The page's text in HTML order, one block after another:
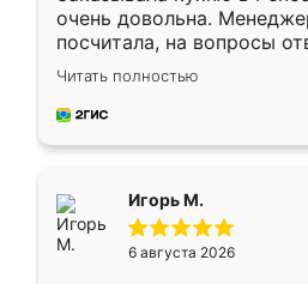
очень довольна.
посчитала, на вопросы
Замерщик приехал в
делу со всей
за день, ребята работали
Читать полностью
Игорь М.
6 августа 2026